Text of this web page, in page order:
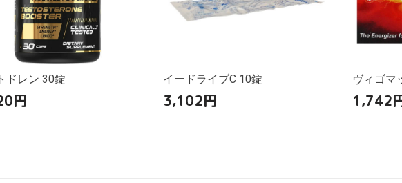
ドレン 30錠
円
イードライブC 10錠
3,102円
ヴィゴマ
1,742